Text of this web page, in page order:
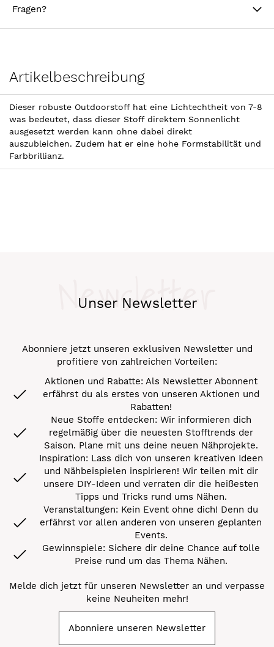
Fragen?
Artikelbeschreibung
Dieser robuste Outdoorstoff hat eine Lichtechtheit von 7-8
was bedeutet, dass dieser Stoff direktem Sonnenlicht
ausgesetzt werden kann ohne dabei direkt
auszubleichen. Zudem hat er eine hohe Formstabilität und
Farbbrillianz.
Unser Newsletter
Newsletter
Abonniere jetzt unseren exklusiven Newsletter und
profitiere von zahlreichen Vorteilen:
Aktionen und Rabatte: Als Newsletter Abonnent
erfährst du als erstes von unseren Aktionen und
Rabatten!
Neue Stoffe entdecken: Wir informieren dich
regelmäßig über die neuesten Stofftrends der
Saison. Plane mit uns deine neuen Nähprojekte.
Inspiration: Lass dich von unseren kreativen Ideen
und Nähbeispielen inspirieren! Wir teilen mit dir
unsere DIY-Ideen und verraten dir die heißesten
Tipps und Tricks rund ums Nähen.
Veranstaltungen: Kein Event ohne dich! Denn du
erfährst vor allen anderen von unseren geplanten
Events.
Gewinnspiele: Sichere dir deine Chance auf tolle
Preise rund um das Thema Nähen.
Melde dich jetzt für unseren Newsletter an und verpasse
keine Neuheiten mehr!
Abonniere unseren Newsletter